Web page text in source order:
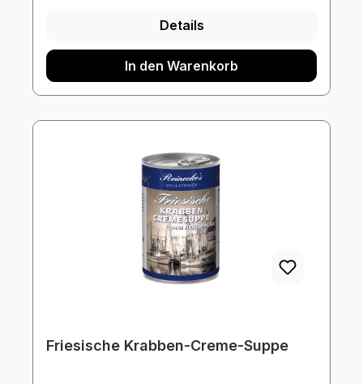
Details
In den Warenkorb
Friesische Krabben-Creme-Suppe